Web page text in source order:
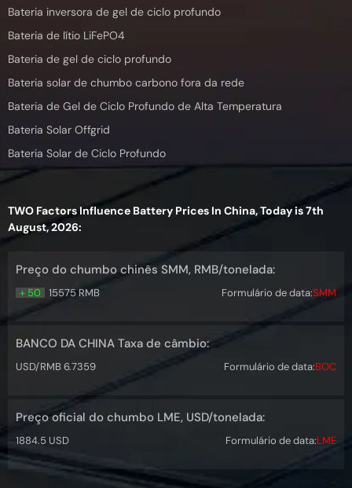
Bateria inversora de gel de ciclo profundo
Bateria de lítio LiFePO4
Bateria de gel de ciclo profundo
Bateria solar de chumbo carbono fora da rede
Bateria de Gel de Ciclo Profundo de Alta Temperatura
Bateria Solar Offgrid
Bateria Solar de Ciclo Profundo
TWO Factors Influence Battery Prices In China, Today is 7th
August, 2026:
Preço do chumbo chinês SMM, RMB/tonelada:
+ 50 15575 RMB Formulário de data:SMM
BANCO DA CHINA Taxa de câmbio:
USD/RMB 6.7359 Formulário de data:BOC
Preço oficial do chumbo LME, USD/tonelada:
1884.5 USD Formulário de data:LME